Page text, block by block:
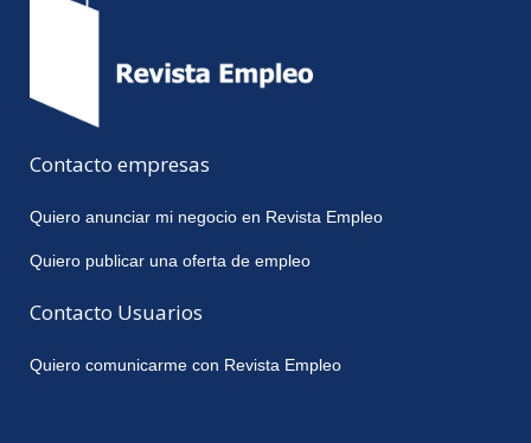
Contacto empresas
Quiero anunciar mi negocio en Revista Empleo
Quiero publicar una oferta de empleo
Contacto Usuarios
Quiero comunicarme con Revista Empleo